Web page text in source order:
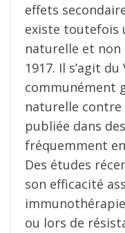
effets
existe toutefois
naturelle et non
1917. Il s’agit
communément
naturelle contre
publiée dans
fréquemment
Des études
son efficacité
ou lors de